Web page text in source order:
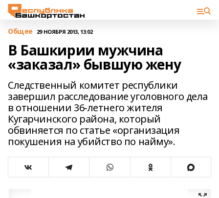
Общее 29 НОЯБРЯ 2013, 13:02
В Башкирии мужчина
«заказал» бывшую жену
Следственный комитет республики
завершил расследование уголовного дела
в отношении 36-летнего жителя
Кугарчинского района, который
обвиняется по статье «организация
покушения на убийство по найму».